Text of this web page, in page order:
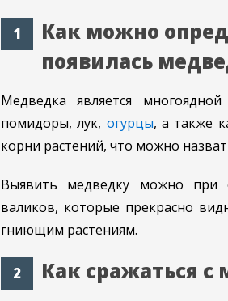
Как можно
появилась
Медведка является
помидоры, лук, огурцы, а также
корни растений, что можно
Выявить медведку можно при
валиков, которые прекрасно
гниющим растениям.
Как сражаться